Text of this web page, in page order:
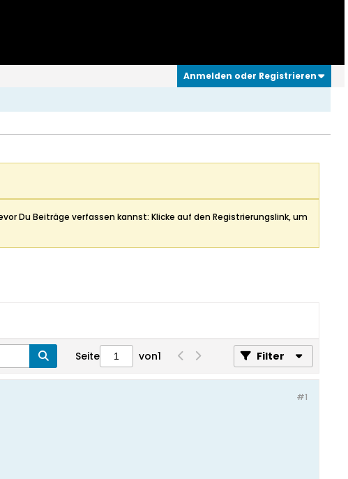
Anmelden oder Registrieren
Du Beiträge verfassen kannst: Klicke auf den Registrierungslink, um
Seite von1 Filter
#1